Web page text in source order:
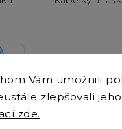
Vám umožnili
zlepšovali
zde.